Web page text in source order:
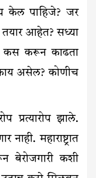
केल पाहिजे? जर
तयार आहेत? सध्या
कस करून काढता
असेल? कोणीच
प्रत्यारोप झाले.
महाराष्ट्रात
बेरोजगारी कशी